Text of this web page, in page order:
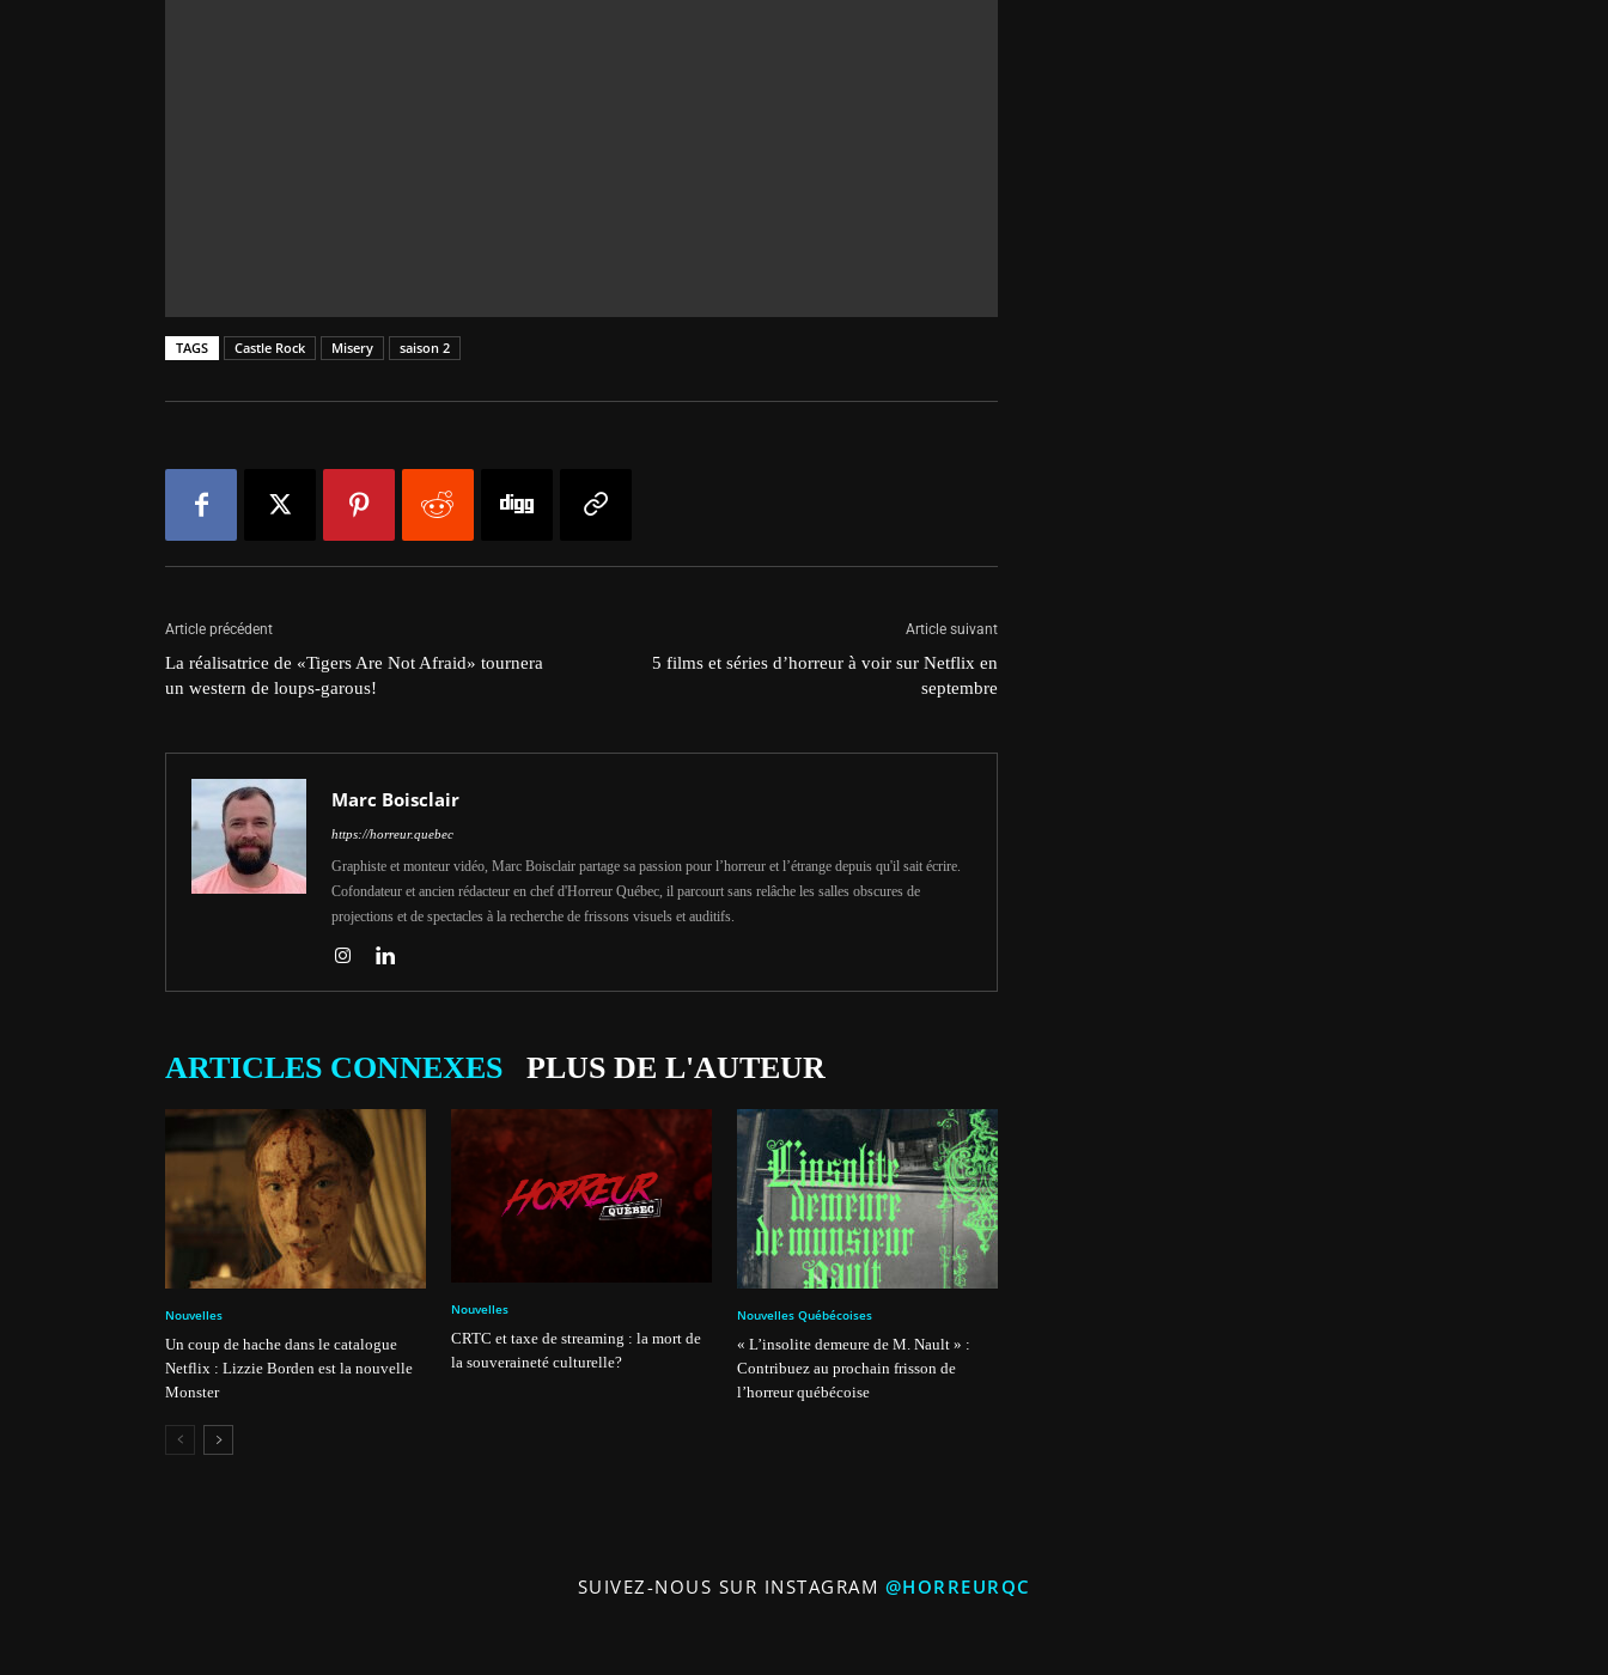
TAGS Castle Rock Misery saison 2
Article précédent
La réalisatrice de «Tigers Are Not Afraid» tournera
un western de loups-garous!
Article suivant
5 films et séries d’horreur à voir sur Netflix en
septembre
Marc Boisclair
https://horreur.quebec
Graphiste et monteur vidéo, Marc Boisclair partage sa passion pour l’horreur et l’étrange depuis qu'il sait écrire.
Cofondateur et ancien rédacteur en chef d'Horreur Québec, il parcourt sans relâche les salles obscures de
projections et de spectacles à la recherche de frissons visuels et auditifs.
ARTICLES CONNEXES PLUS DE L'AUTEUR
Nouvelles
Un coup de hache dans le catalogue
Netflix : Lizzie Borden est la nouvelle
Monster
Nouvelles
CRTC et taxe de streaming : la mort de
la souveraineté culturelle?
Nouvelles Québécoises
« L’insolite demeure de M. Nault » :
Contribuez au prochain frisson de
l’horreur québécoise
SUIVEZ-NOUS SUR INSTAGRAM @HORREURQC